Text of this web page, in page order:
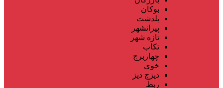
بوکان
پلدشت
پیرانشهر
تازه شهر
تکاب
چهاربرج
خوی
دیزج دیز
ربط